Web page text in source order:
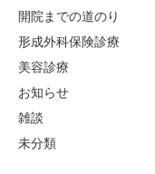
開院までの道のり
形成外科保険診療
美容診療
お知らせ
雑談
未分類